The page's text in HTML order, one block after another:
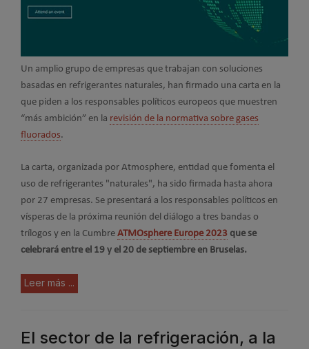
Un amplio grupo de empresas que trabajan con soluciones
basadas en refrigerantes naturales, han firmado una carta en la
que piden a los responsables políticos europeos que muestren
“más ambición” en la revisión de la normativa sobre gases
fluorados.
La carta, organizada por Atmosphere, entidad que fomenta el
uso de refrigerantes "naturales", ha sido firmada hasta ahora
por 27 empresas. Se presentará a los responsables políticos en
vísperas de la próxima reunión del diálogo a tres bandas o
trílogos y en la Cumbre ATMOsphere Europe 2023 que se
celebrará entre el 19 y el 20 de septiembre en Bruselas.
Leer más ...
El sector de la refrigeración, a la